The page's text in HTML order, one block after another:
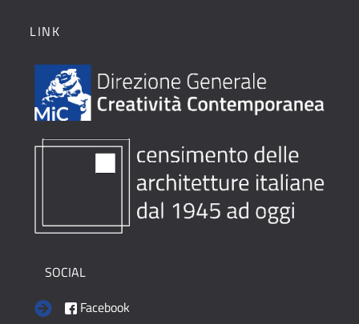
LINK
SOCIAL
Facebook